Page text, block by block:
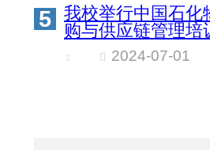
5
我校举行中国石化
购与供应链管理培
2024-07-01